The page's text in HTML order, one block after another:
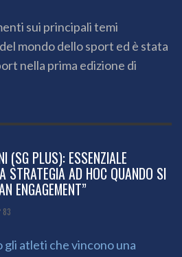
sui principali temi
mondo dello sport ed è stata
nella prima edizione di
(SG PLUS): ESSENZIALE
STRATEGIA AD HOC QUANDO SI
ENGAGEMENT”
83